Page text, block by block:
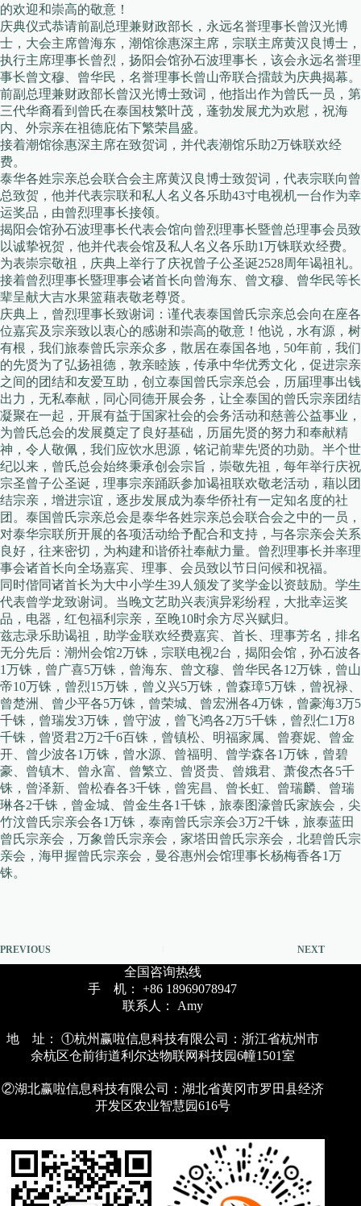
的欢迎和崇高的敬意！
庆典仪式恭请前副总理兼财政部长，永远名誉理事长曾汉光博
士，大会主席曾海东，潮馆徐惠深主席，宗联主席黄汉良博士，
执行主席理事长曾烈，扬阳会馆孙石波理事长，该会永远名誉理
事长曾文穆、曾华民，名誉理事长曾山帝联合擂鼓为庆典揭幕。
前副总理兼财政部长曾汉光博士致词，他指出作为曾氏一员，第
三代华裔看到曾氏在泰国枝繁叶茂，蓬勃发展尤为欢慰，祝海
内、外宗亲在祖德庇佑下繁荣昌盛。
接着潮馆徐惠深主席在致贺词，并代表潮馆乐助2万铢联欢经
费。
泰华各姓宗亲总会联合会主席黄汉良博士致贺词，代表宗联向曾
总致贺，他并代表宗联和私人名义各乐助43寸电视机一台作为幸
运奖品，由曾烈理事长接领。
揭阳会馆孙石波理事长代表会馆向曾烈理事长暨曾总理事会员致
以诚挚祝贺，他并代表会馆及私人名义各乐助1万铢联欢经费。
为表崇宗敬祖，庆典上举行了庆祝曾子公圣诞2528周年谒祖礼。
接着曾烈理事长暨理事会诸首长向曾海东、曾文穆、曾华民等长
辈呈献大吉水果篮藉表敬老尊贤。
庆典上，曾烈理事长致谢词：谨代表泰国曾氏宗亲总会向在座各
位嘉宾及宗亲致以衷心的感谢和崇高的敬意！他说，水有源，树
有根，我们旅泰曾氏宗亲众多，散居在泰国各地，50年前，我们
的先贤为了弘扬祖德，敦亲睦族，传承中华优秀文化，促进宗亲
之间的团结和友爱互助，创立泰国曾氏宗亲总会，历届理事出钱
出力，无私奉献，同心同德开展会务，让全泰国的曾氏宗亲团结
凝聚在一起，开展有益于国家社会的会务活动和慈善公益事业，
为曾氏总会的发展奠定了良好基础，历届先贤的努力和奉献精
神，令人敬佩，我们应饮水思源，铭记前辈先贤的功勋。半个世
纪以来，曾氏总会始终秉承创会宗旨，崇敬先祖，每年举行庆祝
宗圣曾子公圣诞，理事宗亲踊跃参加谒祖联欢敬老活动，藉以团
结宗亲，增进宗谊，逐步发展成为泰华侨社有一定知名度的社
团。泰国曾氏宗亲总会是泰华各姓宗亲总会联合会之中的一员，
对泰华宗联所开展的各项活动给予配合和支持，与各宗亲会关系
良好，往来密切，为构建和谐侨社奉献力量。曾烈理事长并率理
事会诸首长向全场嘉宾、理事、会员致以节日问候和祝福。
同时偕同诸首长为大中小学生39人颁发了奖学金以资鼓励。学生
代表曾学龙致谢词。当晚文艺助兴表演异彩纷程，大批幸运奖
品，电器，红包福利宗亲，至晚10时余方尽兴赋归。
兹志录乐助谒祖，助学金联欢经费嘉宾、首长、理事芳名，排名
无分先后：潮州会馆2万铢，宗联电视2台，揭阳会馆，孙石波各
1万铢，曾广喜5万铢，曾海东、曾文穆、曾华民各12万铢，曾山
帝10万铢，曾烈15万铢，曾义兴5万铢，曾森璋5万铢，曾祝禄、
曾楚洲、曾少平各5万铢，曾荣城、曾宏洲各4万铢，曾豪海3万5
千铢，曾瑞发3万铢，曾守波，曾飞鸿各2万5千铢，曾烈仁1万8
千铢，曾贤君2万2千6百铢，曾镇松、明福家属、曾赛妮、曾金
开、曾少波各1万铢，曾水源、曾福明、曾学森各1万铢，曾碧
豪、曾镇木、曾永富、曾繁立、曾贤贵、曾娥君、萧俊杰各5千
铢，曾泽新、曾松春各3千铢，曾宪昌、曾长虹、曾瑞麟、曾瑞
琳各2千铢，曾金城、曾金生各1千铢，旅泰图濠曾氏家族会，尖
竹汶曾氏宗亲会各1万铢，泰南曾氏宗亲会3万2千铢，旅泰蓝田
曾氏宗亲会，万象曾氏宗亲会，家塔田曾氏宗亲会，北碧曾氏宗
亲会，海甲握曾氏宗亲会，曼谷惠州会馆理事长杨梅香各1万
铢。
PREVIOUS NEXT
全国咨询热线
手 机： +86 18969078947
联系人： Amy
地 址： ①杭州赢啦信息科技有限公司：浙江省杭州市
余杭区仓前街道利尔达物联网科技园6幢1501室
②湖北赢啦信息科技有限公司：湖北省黄冈市罗田县经济
开发区农业智慧园616号